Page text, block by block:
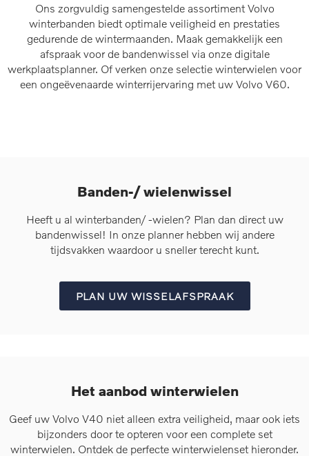
Ons zorgvuldig samengestelde assortiment Volvo
winterbanden biedt optimale veiligheid en prestaties
gedurende de wintermaanden. Maak gemakkelijk een
afspraak voor de bandenwissel via onze digitale
werkplaatsplanner. Of verken onze selectie winterwielen voor
een ongeëvenaarde winterrijervaring met uw Volvo V60.
Banden-/ wielenwissel
Heeft u al winterbanden/ -wielen? Plan dan direct uw
bandenwissel! In onze planner hebben wij andere
tijdsvakken waardoor u sneller terecht kunt.
PLAN UW WISSELAFSPRAAK
Het aanbod winterwielen
Geef uw Volvo V40 niet alleen extra veiligheid, maar ook iets
bijzonders door te opteren voor een complete set
winterwielen. Ontdek de perfecte winterwielenset hieronder.